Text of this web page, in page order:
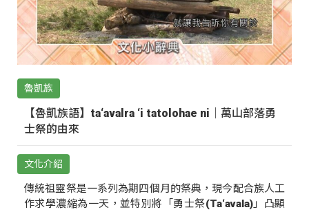
魯凱族
【魯凱族語】ta‘avalra ‘i tatolohae ni｜萬山部落勇
士祭的由來
文化介紹
傳統祖靈祭是一系列為期四個月的祭典，現今配合族人工
作求學濃縮為一天，並特別將「勇士祭(Ta‘avala)」凸顯